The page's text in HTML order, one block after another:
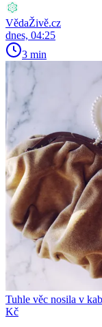
VědaŽivě.cz
dnes, 04:25
3 min
Tuhle věc nosila v
Kč